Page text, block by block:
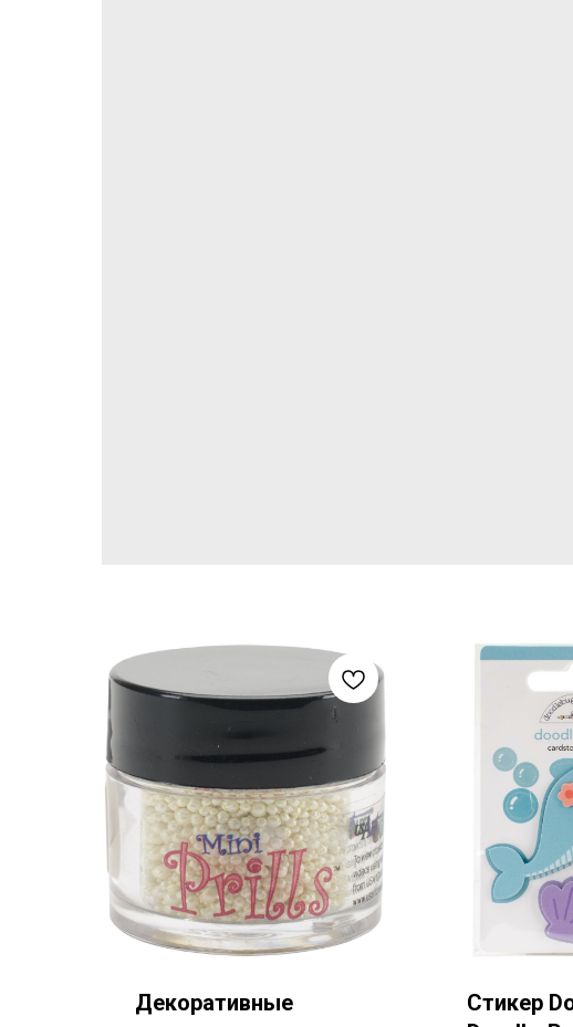
Декоративные
Стикер